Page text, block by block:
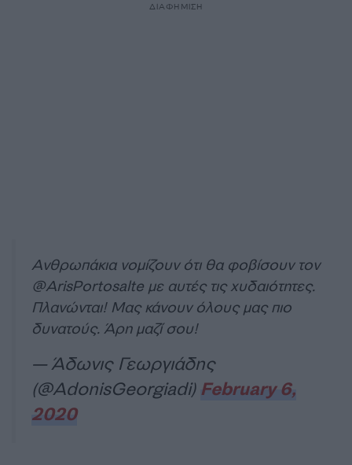
ΔΙΑΦΗΜΙΣΗ
Ανθρωπάκια νομίζουν ότι θα φοβίσουν τον
@ArisPortosalte με αυτές τις χυδαιότητες.
Πλανώνται! Μας κάνουν όλους μας πιο
δυνατούς. Άρη μαζί σου!
— Άδωνις Γεωργιάδης
(@AdonisGeorgiadi) February 6,
2020